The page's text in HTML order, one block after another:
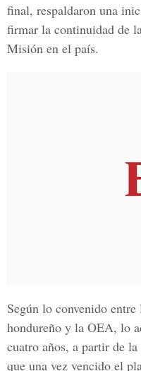
final, respaldaron una
firmar la continuidad de
Misión en el país.
Según lo convenido
hondureño y la OEA, lo
cuatro años, a partir de
que una vez vencido el